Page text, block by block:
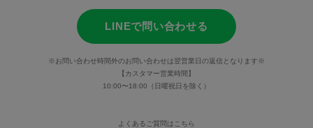
LINEで問い合わせる
※お問い合わせ時間外のお問い合わせは翌営業日の返信となります※
【カスタマー営業時間】
10:00〜18:00（日曜祝日を除く）
よくあるご質問はこちら